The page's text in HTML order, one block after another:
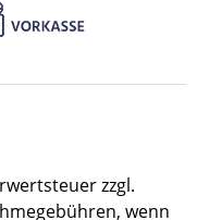
978-3-
zzgl.
wenn